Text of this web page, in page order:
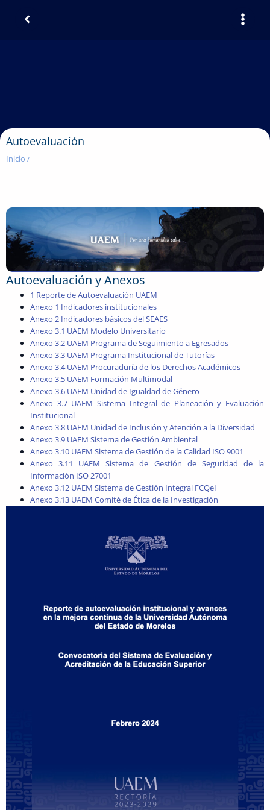
Autoevaluación
Inicio /
Autoevaluación y Anexos
1 Reporte de Autoevaluación UAEM
Anexo 1 Indicadores institucionales
Anexo 2 Indicadores básicos del SEAES
Anexo 3.1 UAEM Modelo Universitario
Anexo 3.2 UAEM Programa de Seguimiento a Egresados
Anexo 3.3 UAEM Programa Institucional de Tutorías
Anexo 3.4 UAEM Procuraduría de los Derechos Académicos
Anexo 3.5 UAEM Formación Multimodal
Anexo 3.6 UAEM Unidad de Igualdad de Género
Anexo 3.7 UAEM Sistema Integral de Planeación y Evaluación
Institucional
Anexo 3.8 UAEM Unidad de Inclusión y Atención a la Diversidad
Anexo 3.9 UAEM Sistema de Gestión Ambiental
Anexo 3.10 UAEM Sistema de Gestión de la Calidad ISO 9001
Anexo 3.11 UAEM Sistema de Gestión de Seguridad de la
Información ISO 27001
Anexo 3.12 UAEM Sistema de Gestión Integral FCQeI
Anexo 3.13 UAEM Comité de Ética de la Investigación